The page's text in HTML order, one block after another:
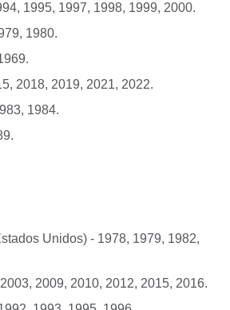
1995, 1997, 1998, 1999, 2000.
1980.
2018, 2019, 2021, 2022.
1984.
Unidos) - 1978, 1979, 1982,
2009, 2010, 2012, 2015, 2016.